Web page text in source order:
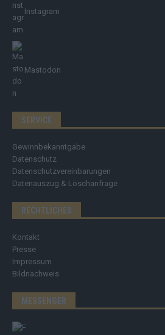
Instagram
Mastodon
SERVICE
Gewinnbekanntgabe
Datenschutz
Datenschutzvereinbarungen
Datenauszug & Löschanfrage
RECHTLICHES
Kontakt
Presse
Impressum
Bildnachweis
MESSENGER